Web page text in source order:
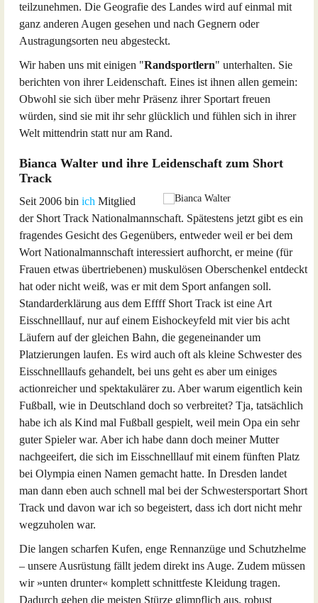
teilzunehmen. Die Geografie des Landes wird auf einmal mit
ganz anderen Augen gesehen und nach Gegnern oder
Austragungsorten neu abgesteckt.
Wir haben uns mit einigen "Randsportlern" unterhalten. Sie
berichten von ihrer Leidenschaft. Eines ist ihnen allen gemein:
Obwohl sie sich über mehr Präsenz ihrer Sportart freuen
würden, sind sie mit ihr sehr glücklich und fühlen sich in ihrer
Welt mittendrin statt nur am Rand.
Bianca Walter und ihre Leidenschaft zum Short
Track
Seit 2006 bin ich Mitglied
der Short Track Nationalmannschaft. Spätestens jetzt gibt es ein
fragendes Gesicht des Gegenübers, entweder weil er bei dem
Wort Nationalmannschaft interessiert aufhorcht, er meine (für
Frauen etwas übertriebenen) muskulösen Oberschenkel entdeckt
hat oder nicht weiß, was er mit dem Sport anfangen soll.
Standarderklärung aus dem Effff Short Track ist eine Art
Eisschnelllauf, nur auf einem Eishockeyfeld mit vier bis acht
Läufern auf der gleichen Bahn, die gegeneinander um
Platzierungen laufen. Es wird auch oft als kleine Schwester des
Eisschnelllaufs gehandelt, bei uns geht es aber um einiges
actionreicher und spektakulärer zu. Aber warum eigentlich kein
Fußball, wie in Deutschland doch so verbreitet? Tja, tatsächlich
habe ich als Kind mal Fußball gespielt, weil mein Opa ein sehr
guter Spieler war. Aber ich habe dann doch meiner Mutter
nachgeeifert, die sich im Eisschnelllauf mit einem fünften Platz
bei Olympia einen Namen gemacht hatte. In Dresden landet
man dann eben auch schnell mal bei der Schwestersportart Short
Track und davon war ich so begeistert, dass ich dort nicht mehr
wegzuholen war.
Die langen scharfen Kufen, enge Rennanzüge und Schutzhelme
– unsere Ausrüstung fällt jedem direkt ins Auge. Zudem müssen
wir »unten drunter« komplett schnittfeste Kleidung tragen.
Dadurch gehen die meisten Stürze glimpflich aus, robust